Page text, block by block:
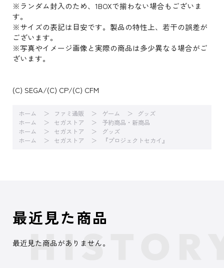
※ランダム封入のため、1BOXで揃わない場合もございま
す。
※サイズの表記は目安です。製品の特性上、若干の誤差が
ございます。
※写真やイメージ画像と実際の商品は多少異なる場合がご
ざいます。
(C) SEGA/(C) CP/(C) CFM
ホーム ファミ通販 ゲーム
グッズ
ホーム
セガストア
予約商品・新商品
ホーム
セガストア
グッズ
ホーム
セガストア 『プロジェクトセカイ』
最近見た商品
最近見た商品がありません。